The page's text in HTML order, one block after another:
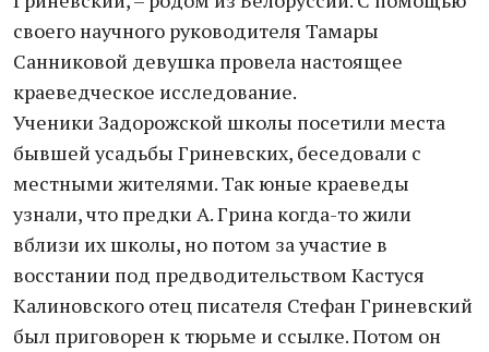
своего научного руководителя Тамары
Санниковой девушка провела настоящее
краеведческое исследование.
Ученики Задорожской школы посетили места
бывшей усадьбы Гриневских, беседовали с
местными жителями. Так юные краеведы
узнали, что предки А. Грина когда-то жили
вблизи их школы, но потом за участие в
восстании под предводительством Кастуся
Калиновского отец писателя Стефан Гриневский
был приговорен к тюрьме и ссылке. Потом он